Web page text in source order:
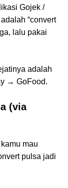
Gojek /
“convert
lalu pakai
adalah
→ GoFood.
(via
mau
pulsa jadi